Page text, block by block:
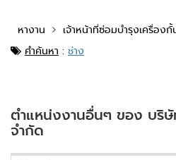
หางาน
เจ้าหน้าที่ซ่อมบำรุงเครื่อง
คำค้นหา : ช่าง
ตำแหน่งงานอื่นๆ ของ บริ
จำกัด